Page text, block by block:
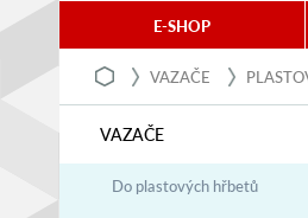
E-SHOP
VAZAČE
VAZAČE
Do plastových hřbetů